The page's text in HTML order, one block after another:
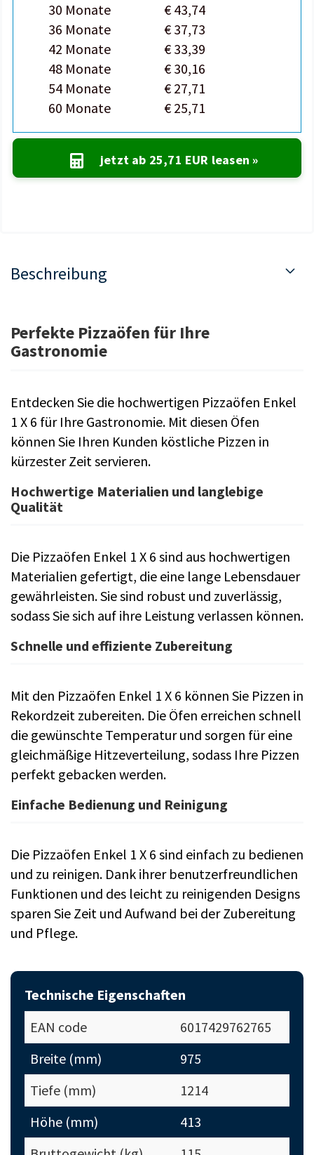
30 Monate
€ 43,74
36 Monate
€ 37,73
42 Monate
€ 33,39
48 Monate
€ 30,16
54 Monate
€ 27,71
60 Monate
€ 25,71
jetzt ab 25,71 EUR leasen »
Beschreibung
Perfekte Pizzaöfen für Ihre
Gastronomie
Entdecken Sie die hochwertigen Pizzaöfen Enkel
1 X 6 für Ihre Gastronomie. Mit diesen Öfen
können Sie Ihren Kunden köstliche Pizzen in
kürzester Zeit servieren.
Hochwertige Materialien und langlebige
Qualität
Die Pizzaöfen Enkel 1 X 6 sind aus hochwertigen
Materialien gefertigt, die eine lange Lebensdauer
gewährleisten. Sie sind robust und zuverlässig,
sodass Sie sich auf ihre Leistung verlassen können.
Schnelle und effiziente Zubereitung
Mit den Pizzaöfen Enkel 1 X 6 können Sie Pizzen in
Rekordzeit zubereiten. Die Öfen erreichen schnell
die gewünschte Temperatur und sorgen für eine
gleichmäßige Hitzeverteilung, sodass Ihre Pizzen
perfekt gebacken werden.
Einfache Bedienung und Reinigung
Die Pizzaöfen Enkel 1 X 6 sind einfach zu bedienen
und zu reinigen. Dank ihrer benutzerfreundlichen
Funktionen und des leicht zu reinigenden Designs
sparen Sie Zeit und Aufwand bei der Zubereitung
und Pflege.
Technische Eigenschaften
EAN code
6017429762765
Breite (mm)
975
Tiefe (mm)
1214
Höhe (mm)
413